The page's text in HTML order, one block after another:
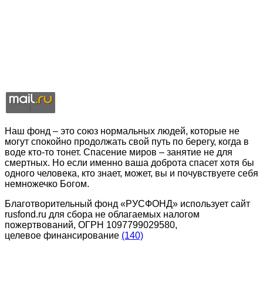
Наш фонд – это союз нормальных людей, которые не
могут спокойно продолжать свой путь по берегу, когда в
воде кто-то тонет. Спасение миров – занятие не для
смертных. Но если именно ваша доброта спасет хотя бы
одного человека, кто знает, может, вы и почувствуете себя
немножечко Богом.
Благотворительный фонд «РУСФОНД» использует сайт
rusfond.ru для сбора не облагаемых налогом
пожертвований, ОГРН 1097799029580,
целевое финансирование (140)